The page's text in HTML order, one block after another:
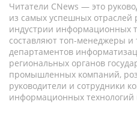
Читатели CNews — это
из самых успешных отраслей
индустрии информационных
составляют топ-менеджеры и
департаментов
региональных органов
промышленных компаний,
руководители и сотрудники
информационных технологий